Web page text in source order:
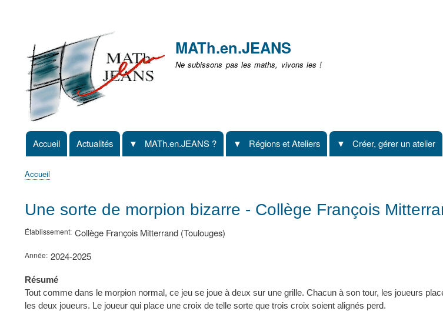
non
identifié
MATh.en.JEANS
Ne subissons pas les maths, vivons les !
Navigation
principale
Accueil Actualités MATh.en.JEANS ? Régions et Ateliers Créer, gérer un atelier
d'Ariane
Accueil
Une sorte de morpion bizarre - Collège François
Établissement Collège François Mitterrand (Toulouges)
Année 2024-2025
Résumé
Tout comme dans le morpion normal, ce jeu se joue à deux sur une grille. Chacun à son tour, les joueurs
les deux joueurs. Le joueur qui place une croix de telle sorte que trois croix soient alignés perd.